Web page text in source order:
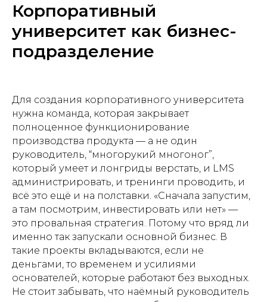
Корпоративный
университет как бизнес-
подразделение
Для создания корпоративного университета
нужна команда, которая закрывает
полноценное функционирование
производства продукта — а не один
руководитель, “многорукий многоног”,
который умеет и лонгриды верстать, и LMS
администрировать, и тренинги проводить, и
всё это ещё и на полставки. «Сначала запустим,
а там посмотрим, инвестировать или нет» —
это провальная стратегия. Потому что вряд ли
именно так запускали основной бизнес. В
такие проекты вкладываются, если не
деньгами, то временем и усилиями
основателей, которые работают без выходных.
Не стоит забывать, что наёмный руководитель